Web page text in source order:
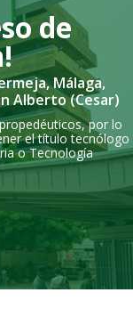
de
Málaga,
Alberto (Cesar)
por lo
el título tecnólogo
o Tecnología